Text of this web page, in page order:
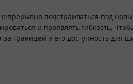
подстраиваться под
и проявлять гибкость,
границей и его доступность для